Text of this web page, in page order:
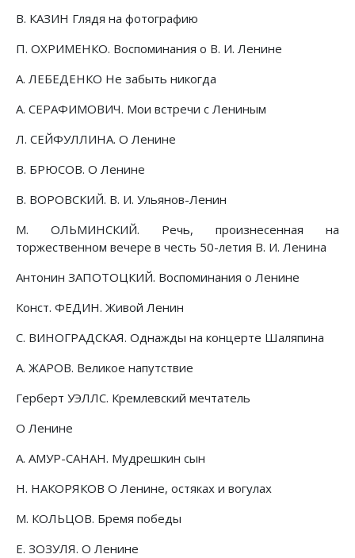
В. КАЗИН Глядя на фотографию
П. ОХРИМЕНКО. Воспоминания о В. И. Ленине
А. ЛЕБЕДЕНКО Не забыть никогда
А. СЕРАФИМОВИЧ. Мои встречи с Лениным
Л. СЕЙФУЛЛИНА. О Ленине
В. БРЮСОВ. О Ленине
В. ВОРОВСКИЙ. В. И. Ульянов-Ленин
М. ОЛЬМИНСКИЙ. Речь, произнесенная на
торжественном вечере в честь 50-летия В. И. Ленина
Антонин ЗАПОТОЦКИЙ. Воспоминания о Ленине
Конст. ФЕДИН. Живой Ленин
С. ВИНОГРАДСКАЯ. Однажды на концерте Шаляпина
А. ЖАРОВ. Великое напутствие
Герберт УЭЛЛС. Кремлевский мечтатель
О Ленине
А. АМУР-САНАН. Мудрешкин сын
Н. НАКОРЯКОВ О Ленине, остяках и вогулах
М. КОЛЬЦОВ. Бремя победы
Е. ЗОЗУЛЯ. О Ленине